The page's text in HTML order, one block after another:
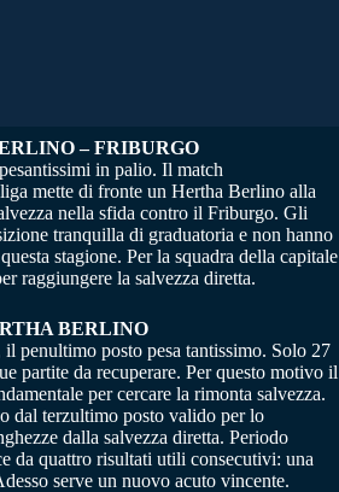
– FRIBURGO
in palio. Il match
mette di fronte un Hertha Berlino alla
nella sfida contro il Friburgo. Gli
tranquilla di graduatoria e non hanno
stagione. Per la squadra della capitale
raggiungere la salvezza diretta.
BERLINO
penultimo posto pesa tantissimo. Solo 27
partite da recuperare. Per questo motivo il
per cercare la rimonta salvezza.
dal terzultimo posto valido per lo
dalla salvezza diretta. Periodo
da quattro risultati utili consecutivi: una
serve un nuovo acuto vincente.